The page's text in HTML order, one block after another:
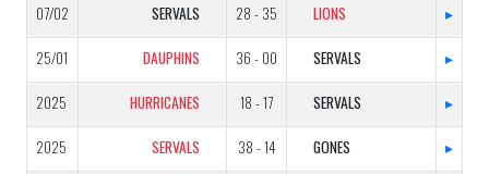
07/02 SERVALS 28 - 35 LIONS ▸
25/01 DAUPHINS 36 - 00 SERVALS ▸
2025 HURRICANES 18 - 17 SERVALS ▸
2025 SERVALS 38 - 14 GONES ▸